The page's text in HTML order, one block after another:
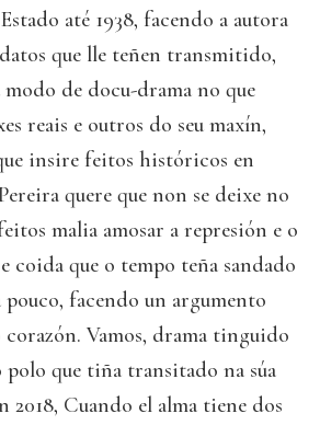
até 1938, facendo a autora
que lle teñen transmitido,
de docu-drama no que
reais e outros do seu maxín,
insire feitos históricos en
quere que non se deixe no
malia amosar a represión e o
coida que o tempo teña sandado
pouco, facendo un argumento
Vamos, drama tinguido
polo que tiña transitado na súa
2018, Cuando el alma tiene dos